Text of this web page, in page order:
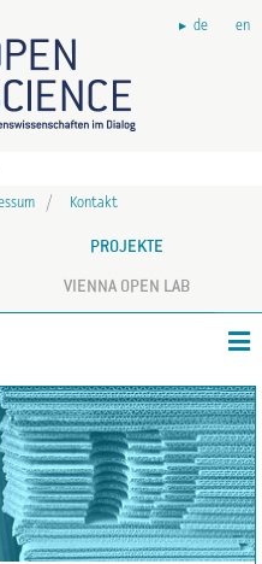
de en
Kontakt
PROJEKTE
VIENNA OPEN LAB